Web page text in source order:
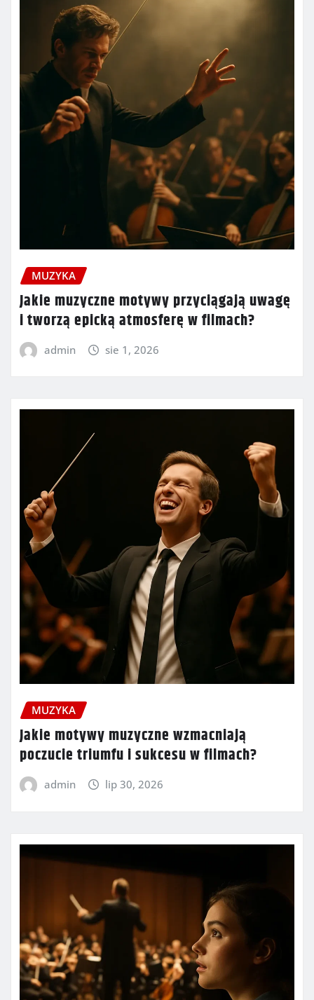
MUZYKA
Jakie muzyczne motywy przyciągają uwagę
i tworzą epicką atmosferę w filmach?
admin sie 1, 2026
MUZYKA
Jakie motywy muzyczne wzmacniają
poczucie triumfu i sukcesu w filmach?
admin lip 30, 2026